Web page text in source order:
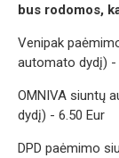
bus rodomos,
Venipak
automato dydį) -
OMNIVA siuntų
dydį) - 6.50 Eur
DPD paėmimo